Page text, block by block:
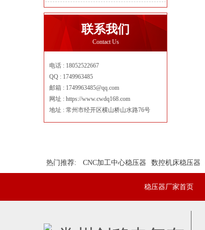
联系我们
Contact Us
电话 : 18052522667
QQ : 1749963485
邮箱 : 1749963485@qq.com
网址 : https://www.cwdq168.com
地址 : 常州市经开区横山桥山水路76号
热门推荐: CNC加工中心稳压器 数控机床稳压器
稳压器厂家首页